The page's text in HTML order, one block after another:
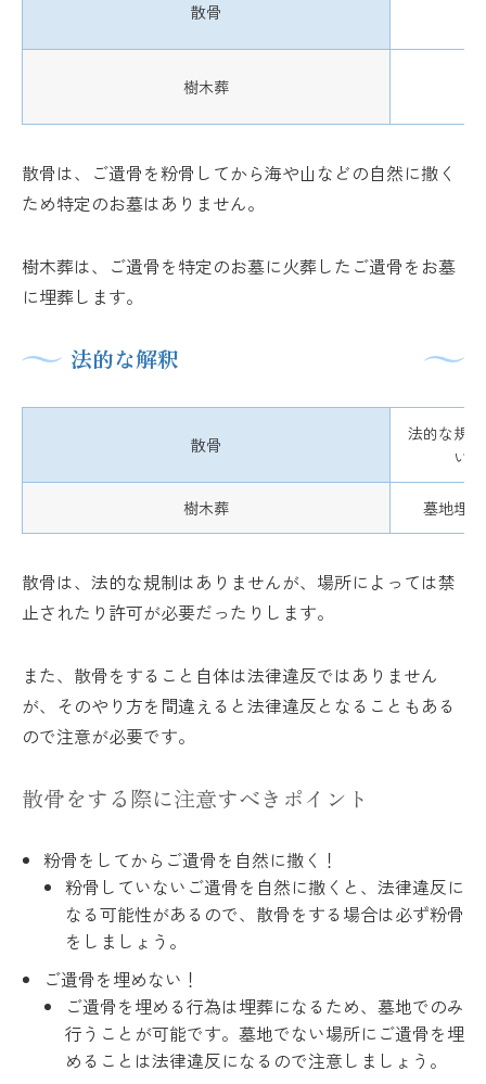
散骨
樹木葬
散骨は、ご遺骨を粉骨してから海や山などの自然に撒く
ため特定のお墓はありません。
樹木葬は、ご遺骨を特定のお墓に火葬したご遺骨をお墓
に埋葬します。
法的な解釈
散骨
法的な規
い
樹木葬 墓地埋
散骨は、法的な規制はありませんが、場所によっては禁
止されたり許可が必要だったりします。
また、散骨をすること自体は法律違反ではありません
が、そのやり方を間違えると法律違反となることもある
ので注意が必要です。
散骨をする際に注意すべきポイント
粉骨をしてからご遺骨を自然に撒く！
粉骨していないご遺骨を自然に撒くと、法律違反に
なる可能性があるので、散骨をする場合は必ず粉骨
をしましょう。
ご遺骨を埋めない！
ご遺骨を埋める行為は埋葬になるため、墓地でのみ
行うことが可能です。墓地でない場所にご遺骨を埋
めることは法律違反になるので注意しましょう。